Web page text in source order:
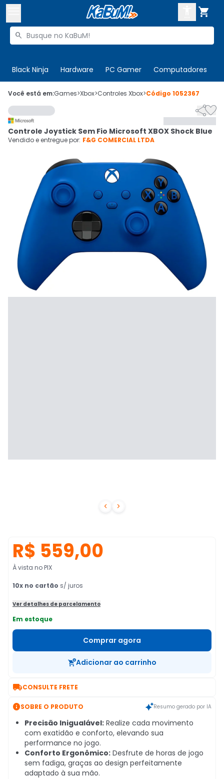

Buscar produtos

Black Ninja Hardware PC Gamer Computadores
 Olá. Acesse sua conta
 Departamentos
Cupons
Mais Vendidos
Ativar tradutor em libras
CADASTRE-SE
Você está em:Games>Xbox>Controles Xbox>Código 1052367
 

Controle Joystick Sem Fio Microsoft XBOX Shock Blue
Vendido e entregue por: F&G COMERCIAL LTDA
R$ 559,00
À vista no PIX
10x no cartão s/ juros
Ver detalhes de parcelamento
Em estoque
Comprar agora
Adicionar ao carrinho
CONSULTE FRETE
SOBRE O PRODUTO Resumo gerado por IA
Precisão Inigualável: Realize cada movimento
com exatidão e conforto, elevando sua
performance no jogo.
Conforto Ergonômico: Desfrute de horas de jogo
sem fadiga, graças ao design perfeitamente
adaptado à sua mão.